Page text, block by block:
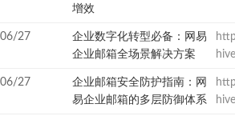
增效
06/27
企业数字化转型必备：网易
企业邮箱全场景解决方案
06/27
企业邮箱安全防护指南：网
易企业邮箱的多层防御体系